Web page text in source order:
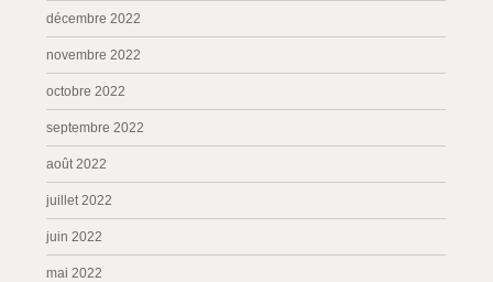
décembre 2022
novembre 2022
octobre 2022
septembre 2022
août 2022
juillet 2022
juin 2022
mai 2022